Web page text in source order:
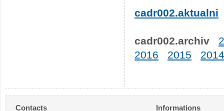
cadr002.aktualni
cadr002.archiv
2016
2015 2014
Contacts Informations